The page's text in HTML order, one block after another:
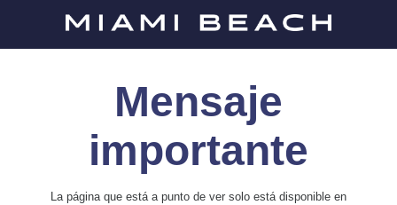
Mensaje
importante
La página que está a punto de ver solo está disponible en